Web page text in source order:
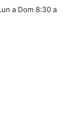
a Dom 8:30 a